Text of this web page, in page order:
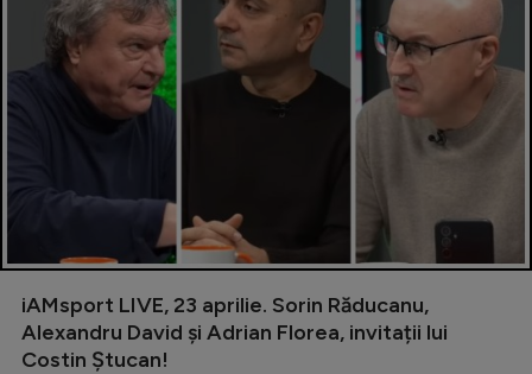
iAMsport LIVE, 23 aprilie. Sorin Răducanu,
Alexandru David și Adrian Florea, invitații lui
Costin Ștucan!